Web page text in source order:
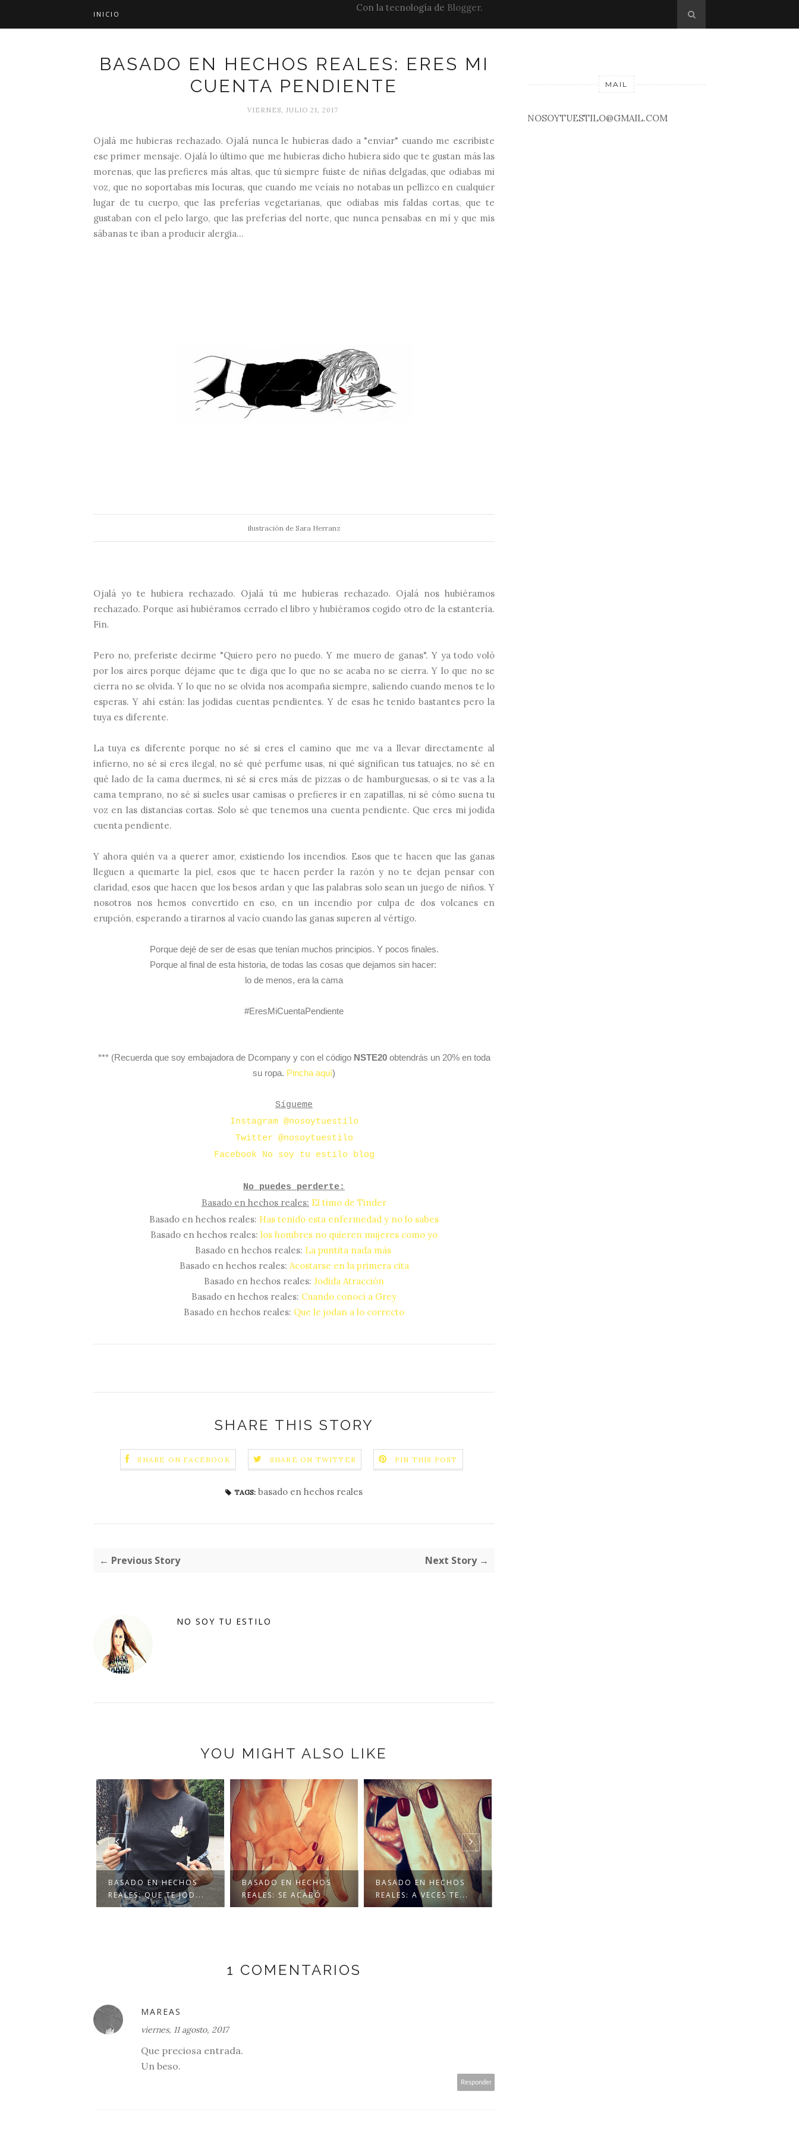
INICIO
Con la tecnología de Blogger.
BASADO EN HECHOS REALES: ERES MI
CUENTA PENDIENTE
VIERNES, JULIO 21, 2017
Ojalá me hubieras rechazado. Ojalá nunca le hubieras dado a "enviar" cuando me escribiste
ese primer mensaje. Ojalá lo último que me hubieras dicho hubiera sido que te gustan más las
morenas, que las prefieres más altas, que tú siempre fuiste de niñas delgadas, que odiabas mi
voz, que no soportabas mis locuras, que cuando me veíais no notabas un pellizco en cualquier
lugar de tu cuerpo, que las preferías vegetarianas, que odiabas mis faldas cortas, que te
gustaban con el pelo largo, que las preferías del norte, que nunca pensabas en mí y que mis
sábanas te iban a producir alergia...
ilustración de Sara Herranz
Ojalá yo te hubiera rechazado. Ojalá tú me hubieras rechazado. Ojalá nos hubiéramos
rechazado. Porque así hubiéramos cerrado el libro y hubiéramos cogido otro de la estantería.
Fin.
Pero no, preferiste decirme "Quiero pero no puedo. Y me muero de ganas". Y ya todo voló
por los aires porque déjame que te diga que lo que no se acaba no se cierra. Y lo que no se
cierra no se olvida. Y lo que no se olvida nos acompaña siempre, saliendo cuando menos te lo
esperas. Y ahí están: las jodidas cuentas pendientes. Y de esas he tenido bastantes pero la
tuya es diferente.
La tuya es diferente porque no sé si eres el camino que me va a llevar directamente al
infierno, no sé si eres ilegal, no sé qué perfume usas, ni qué significan tus tatuajes, no sé en
qué lado de la cama duermes, ni sé si eres más de pizzas o de hamburguesas, o si te vas a la
cama temprano, no sé si sueles usar camisas o prefieres ir en zapatillas, ni sé cómo suena tu
voz en las distancias cortas. Solo sé que tenemos una cuenta pendiente. Que eres mi jodida
cuenta pendiente.
Y ahora quién va a querer amor, existiendo los incendios. Esos que te hacen que las ganas
lleguen a quemarte la piel, esos que te hacen perder la razón y no te dejan pensar con
claridad, esos que hacen que los besos ardan y que las palabras solo sean un juego de niños. Y
nosotros nos hemos convertido en eso, en un incendio por culpa de dos volcanes en
erupción, esperando a tirarnos al vacío cuando las ganas superen al vértigo.
Porque dejé de ser de esas que tenían muchos principios. Y pocos finales.
Porque al final de esta historia, de todas las cosas que dejamos sin hacer:
lo de menos, era la cama
#EresMiCuentaPendiente
*** (Recuerda que soy embajadora de Dcompany y con el código NSTE20 obtendrás un 20% en toda
su ropa. Pincha aquí)
Sígueme
Instagram @nosoytuestilo
Twitter @nosoytuestilo
Facebook No soy tu estilo blog
No puedes perderte:
Basado en hechos reales: El timo de Tinder
Basado en hechos reales: Has tenido esta enfermedad y no lo sabes
Basado en hechos reales: los hombres no quieren mujeres como yo
Basado en hechos reales: La puntita nada más
Basado en hechos reales: Acostarse en la primera cita
Basado en hechos reales: Jodida Atracción
Basado en hechos reales: Cuando conocí a Grey
Basado en hechos reales: Que le jodan a lo correcto
SHARE THIS STORY
SHARE ON FACEBOOK SHARE ON TWITTER PIN THIS POST
TAGS: basado en hechos reales
← Previous Story Next Story →
NO SOY TU ESTILO
YOU MIGHT ALSO LIKE
BASADO EN HECHOS
REALES: QUE TE JOD...
BASADO EN HECHOS
REALES: SE ACABÓ
BASADO EN HECHOS
REALES: A VECES TE...
1 COMENTARIOS
MAREAS
viernes, 11 agosto, 2017
Que preciosa entrada.
Un beso.
Responder
MAIL
NOSOYTUESTILO@GMAIL.COM